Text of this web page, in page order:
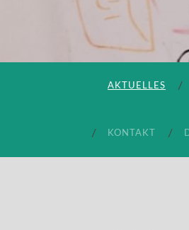
AKTUELLES
KONTAKT